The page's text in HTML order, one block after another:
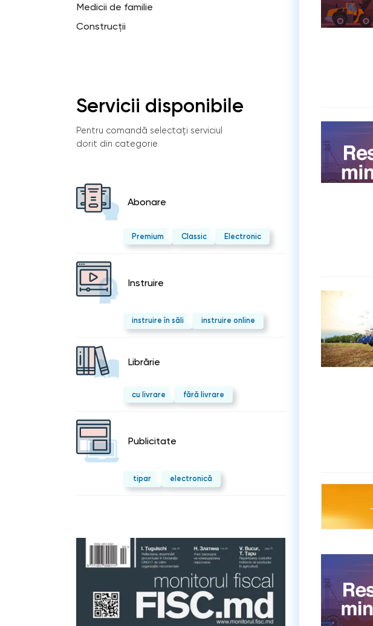
Medicii de familie
Construcții
Servicii disponibile
Pentru comandă selectați serviciul
dorit din categorie
Abonare
Premium Classic Electronic
Instruire
instruire în săli instruire online
Librărie
cu livrare fără livrare
Publicitate
tipar electronică